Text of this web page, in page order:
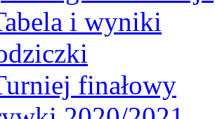
i wyniki
finałowy